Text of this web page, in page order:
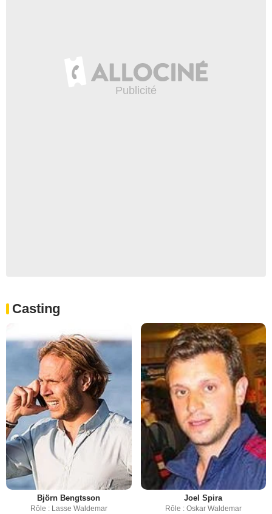
Casting
Björn Bengtsson
Rôle : Lasse Waldemar
Joel Spira
Rôle : Oskar Waldemar